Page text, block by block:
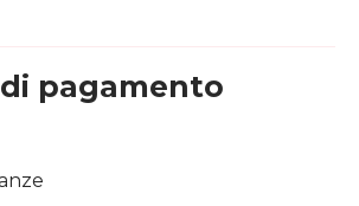
pagamento